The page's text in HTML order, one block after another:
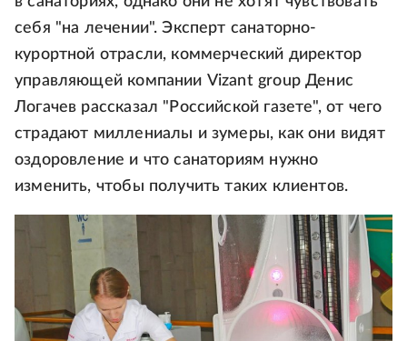
себя "на лечении". Эксперт санаторно-
курортной отрасли, коммерческий директор
управляющей компании Vizant group Денис
Логачев рассказал "Российской газете", от чего
страдают миллениалы и зумеры, как они видят
оздоровление и что санаториям нужно
изменить, чтобы получить таких клиентов.